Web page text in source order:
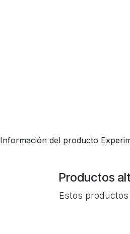
Información del producto
Productos
Estos